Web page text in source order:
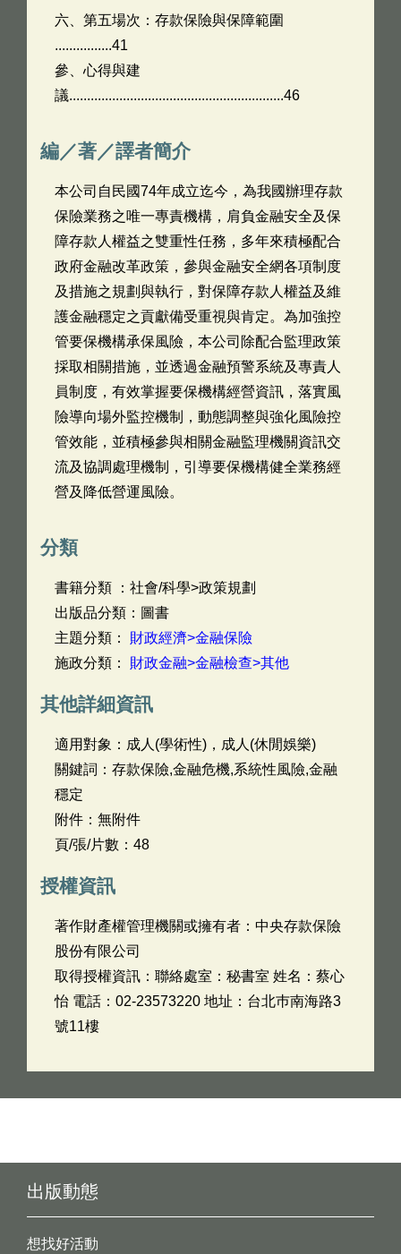
六、第五場次：存款保險與保障範圍
................41
參、心得與建
議............................................................46
編／著／譯者簡介
本公司自民國74年成立迄今，為我國辦理存款
保險業務之唯一專責機構，肩負金融安全及保
障存款人權益之雙重性任務，多年來積極配合
政府金融改革政策，參與金融安全網各項制度
及措施之規劃與執行，對保障存款人權益及維
護金融穩定之貢獻備受重視與肯定。為加強控
管要保機構承保風險，本公司除配合監理政策
採取相關措施，並透過金融預警系統及專責人
員制度，有效掌握要保機構經營資訊，落實風
險導向場外監控機制，動態調整與強化風險控
管效能，並積極參與相關金融監理機關資訊交
流及協調處理機制，引導要保機構健全業務經
營及降低營運風險。
分類
書籍分類 ：社會/科學>政策規劃
出版品分類：圖書
主題分類： 財政經濟>金融保險
施政分類： 財政金融>金融檢查>其他
其他詳細資訊
適用對象：成人(學術性)，成人(休閒娛樂)
關鍵詞：存款保險,金融危機,系統性風險,金融
穩定
附件：無附件
頁/張/片數：48
授權資訊
著作財產權管理機關或擁有者：中央存款保險
股份有限公司
取得授權資訊：聯絡處室：秘書室 姓名：蔡心
怡 電話：02-23573220 地址：台北巿南海路3
號11樓
出版動態
想找好活動